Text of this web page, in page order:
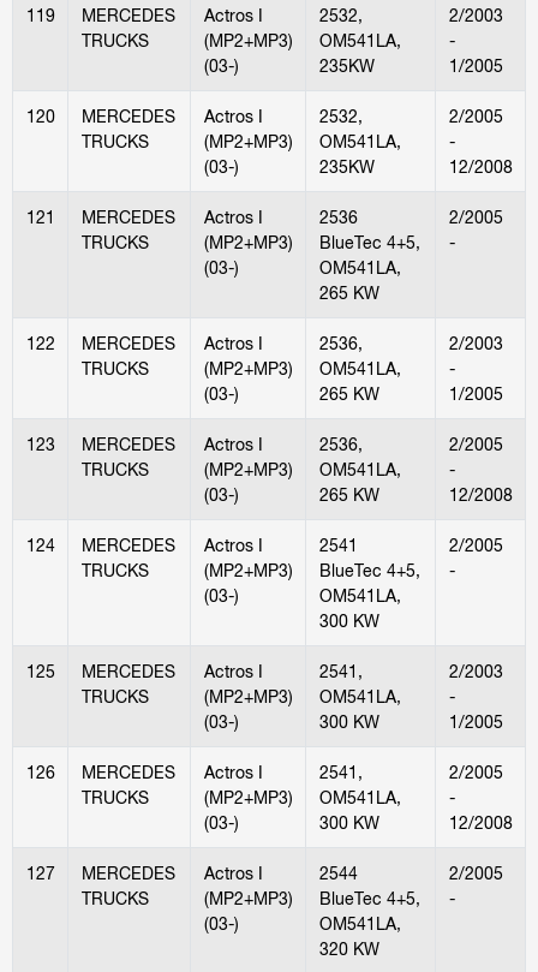
119
MERCEDES
TRUCKS
Actros I
(MP2+MP3)
(03-)
2532,
OM541LA,
235KW
2/2003
-
1/2005
120
MERCEDES
TRUCKS
Actros I
(MP2+MP3)
(03-)
2532,
OM541LA,
235KW
2/2005
-
12/2008
121
MERCEDES
TRUCKS
Actros I
(MP2+MP3)
(03-)
2536
BlueTec 4+5,
OM541LA,
265 KW
2/2005
-
122
MERCEDES
TRUCKS
Actros I
(MP2+MP3)
(03-)
2536,
OM541LA,
265 KW
2/2003
-
1/2005
123
MERCEDES
TRUCKS
Actros I
(MP2+MP3)
(03-)
2536,
OM541LA,
265 KW
2/2005
-
12/2008
124
MERCEDES
TRUCKS
Actros I
(MP2+MP3)
(03-)
2541
BlueTec 4+5,
OM541LA,
300 KW
2/2005
-
125
MERCEDES
TRUCKS
Actros I
(MP2+MP3)
(03-)
2541,
OM541LA,
300 KW
2/2003
-
1/2005
126
MERCEDES
TRUCKS
Actros I
(MP2+MP3)
(03-)
2541,
OM541LA,
300 KW
2/2005
-
12/2008
127
MERCEDES
TRUCKS
Actros I
(MP2+MP3)
(03-)
2544
BlueTec 4+5,
OM541LA,
320 KW
2/2005
-